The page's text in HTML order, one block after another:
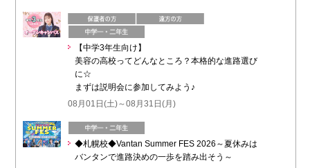
【中学3年生向け】
美容の高校ってどんなところ？本格的な進路選び
に☆
まずは説明会に参加してみよう♪
08月01日(土)～08月31日(月)
◆札幌校◆Vantan Summer FES 2026～夏休みは
バンタンで進路決めの一歩を踏み出そう～